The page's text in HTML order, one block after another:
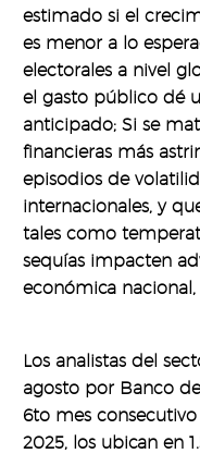
estimado si el
es menor a lo
electorales a nivel
el gasto público dé
anticipado; Si se
financieras más
episodios de
internacionales, y
tales como
sequías impacten
económica
Los analistas del
agosto por Banco
6to mes
2025, los ubican en